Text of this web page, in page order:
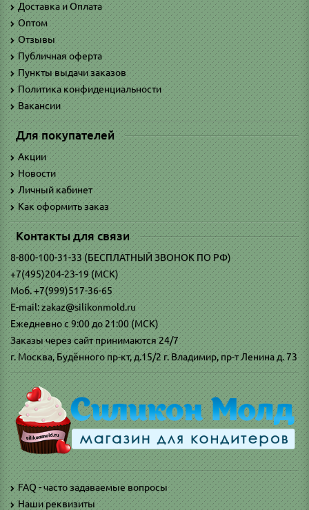
Доставка и Оплата
Оптом
Отзывы
Публичная оферта
Пункты выдачи заказов
Политика конфиденциальности
Вакансии
Для покупателей
Акции
Новости
Личный кабинет
Как оформить заказ
Контакты для связи
8-800-100-31-33 (БЕСПЛАТНЫЙ ЗВОНОК ПО РФ)
+7(495)204-23-19 (МСК)
Моб. +7(999)517-36-65
E-mail: zakaz@silikonmold.ru
Ежедневно с 9:00 до 21:00 (МСК)
Заказы через сайт принимаются 24/7
г. Москва, Будённого пр-кт, д.15/2 г. Владимир, пр-т Ленина д. 73
FAQ - часто задаваемые вопросы
Наши реквизиты